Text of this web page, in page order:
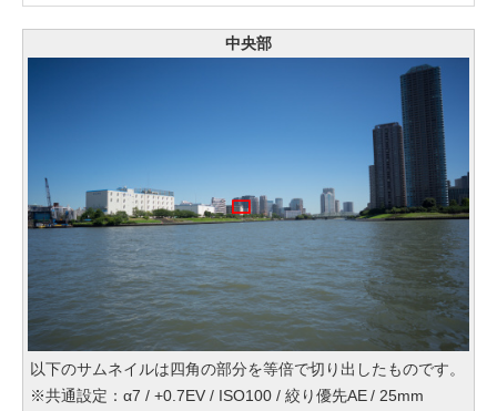
中央部
以下のサムネイルは四角の部分を等倍で切り出したものです。
※共通設定：α7 / +0.7EV / ISO100 / 絞り優先AE / 25mm